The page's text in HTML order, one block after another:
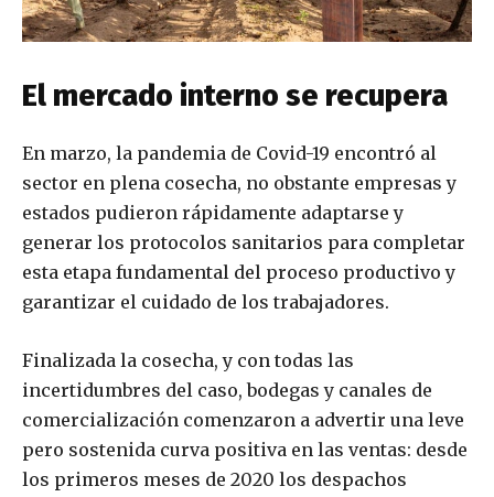
El mercado interno se recupera
En marzo, la pandemia de Covid-19 encontró al
sector en plena cosecha, no obstante empresas y
estados pudieron rápidamente adaptarse y
generar los protocolos sanitarios para completar
esta etapa fundamental del proceso productivo y
garantizar el cuidado de los trabajadores.
Finalizada la cosecha, y con todas las
incertidumbres del caso, bodegas y canales de
comercialización comenzaron a advertir una leve
pero sostenida curva positiva en las ventas: desde
los primeros meses de 2020 los despachos